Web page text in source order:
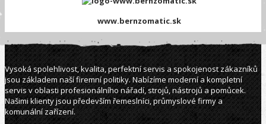
www.bernzomatic.sk
Vysoká spolehlivost, kvalita, perfektní servis a spokojenost zákazníků
jsou základem naší firemní politiky. Nabízíme moderní a kompletní
servis v oblasti profesionálního nářadí, strojů, nástrojů a pomůcek.
Našimi klienty jsou především řemeslníci, průmyslové firmy a
komunální zařízení.